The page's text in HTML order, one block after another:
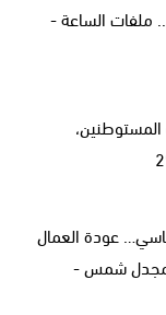
ملفات الساعة -
عودة العمال
مجدل شمس -